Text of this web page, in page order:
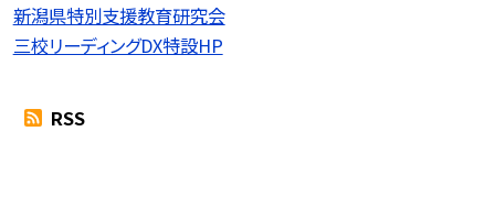
新潟県特別支援教育研究会
三校リーディングDX特設HP
RSS